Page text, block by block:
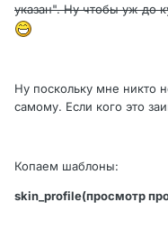
указан". Ну чтобы уж до
Ну поскольку мне никто
самому. Если кого это
Копаем шаблоны:
skin_profile(просмотр